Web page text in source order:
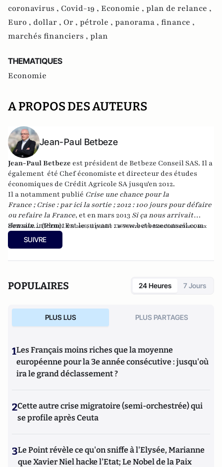
coronavirus , Covid-19 , Economie , plan de relance ,
Euro , dollar , Or , pétrole , panorama , finance ,
marchés financiers , plan
THEMATIQUES
Economie
A PROPOS DES AUTEURS
Jean-Paul Betbeze
Jean-Paul Betbeze est président de Betbeze Conseil SAS. Il a
également été Chef économiste et directeur des études
économiques de Crédit Agricole SA jusqu'en 2012.
Il a notamment publié Crise une chance pour la
France ; Crise : par ici la sortie ; 2012 : 100 jours pour défaire
ou refaire la France, et en mars 2013 Si ça nous arrivait
demain...(Plon). En2016, il publie La Guerre des Mondialisations, aux
éditions Economica
et en 2017 "La France, ce malade imaginaire"
chez le même éditeur.
Son site internet est le suivant :www.betbezeconseil.com
SUIVRE
POPULAIRES 24 Heures 7 Jours
PLUS LUS PLUS PARTAGES
1Les Français moins riches que la moyenne
européenne pour la 3e année consécutive : jusqu'où
ira le grand déclassement ?
2Cette autre crise migratoire (semi-orchestrée) qui
se profile après Ceuta
3Le Point révèle ce qu'on sniffe à l'Elysée, Marianne
que Xavier Niel hacke l'Etat; Le Nobel de la Paix